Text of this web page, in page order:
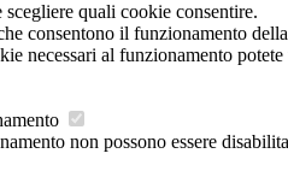
scegliere quali cookie consentire.
consentono il funzionamento
necessari al funzionamento
non possono essere